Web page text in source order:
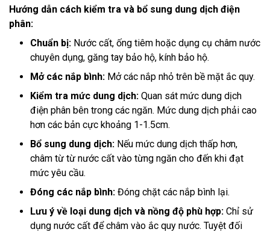
Hướng dẫn cách kiểm tra và bổ sung dung dịch điện
phân:
Chuẩn bị: Nước cất, ống tiêm hoặc dụng cụ châm nước
chuyên dụng, găng tay bảo hộ, kính bảo hộ.
Mở các nắp bình: Mở các nắp nhỏ trên bề mặt ắc quy.
Kiểm tra mức dung dịch: Quan sát mức dung dịch
điện phân bên trong các ngăn. Mức dung dịch phải cao
hơn các bản cực khoảng 1-1.5cm.
Bổ sung dung dịch: Nếu mức dung dịch thấp hơn,
châm từ từ nước cất vào từng ngăn cho đến khi đạt
mức yêu cầu.
Đóng các nắp bình: Đóng chặt các nắp bình lại.
Lưu ý về loại dung dịch và nồng độ phù hợp: Chỉ sử
dụng nước cất để châm vào ắc quy nước. Tuyệt đối